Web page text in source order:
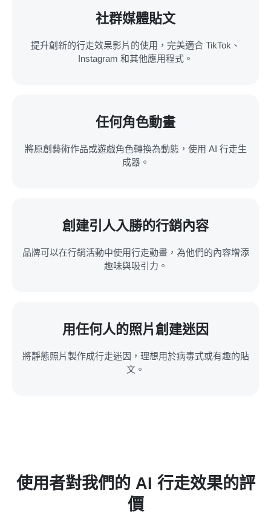
社群媒體貼文
提升創新的行走效果影片的使用，完美適合 TikTok、
Instagram 和其他應用程式。
任何角色動畫
將原創藝術作品或遊戲角色轉換為動態，使用 AI 行走生
成器。
創建引人入勝的行銷內容
品牌可以在行銷活動中使用行走動畫，為他們的內容增添
趣味與吸引力。
用任何人的照片創建迷因
將靜態照片製作成行走迷因，理想用於病毒式或有趣的貼
文。
使用者對我們的 AI 行走效果的評
價